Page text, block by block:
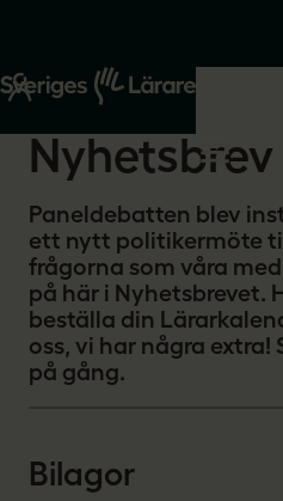
Start
Om oss
2026-05-27
Paneldebatten blev
ett nytt politikermöte
frågorna som våra
på här i Nyhetsbrevet.
beställa din
oss, vi har några
på gång.
Bilagor